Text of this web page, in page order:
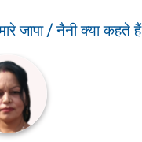
जापा / नैनी क्या कहते हैं